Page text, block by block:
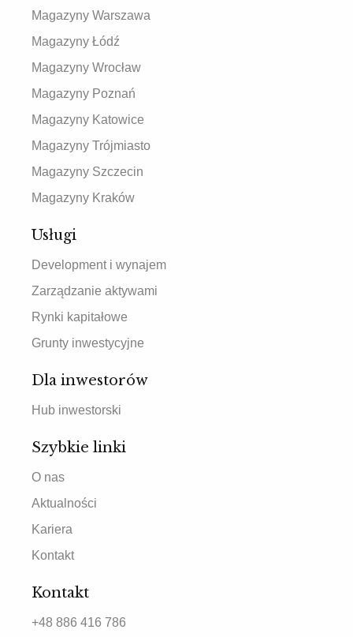
Magazyny Warszawa
Magazyny Łódź
Magazyny Wrocław
Magazyny Poznań
Magazyny Katowice
Magazyny Trójmiasto
Magazyny Szczecin
Magazyny Kraków
Usługi
Development i wynajem
Zarządzanie aktywami
Rynki kapitałowe
Grunty inwestycyjne
Dla inwestorów
Hub inwestorski
Szybkie linki
O nas
Aktualności
Kariera
Kontakt
Kontakt
+48 886 416 786